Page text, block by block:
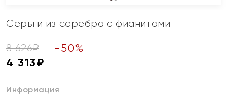
Серьги из серебра с фианитами
8 626₽ -50%
4 313₽
Информация